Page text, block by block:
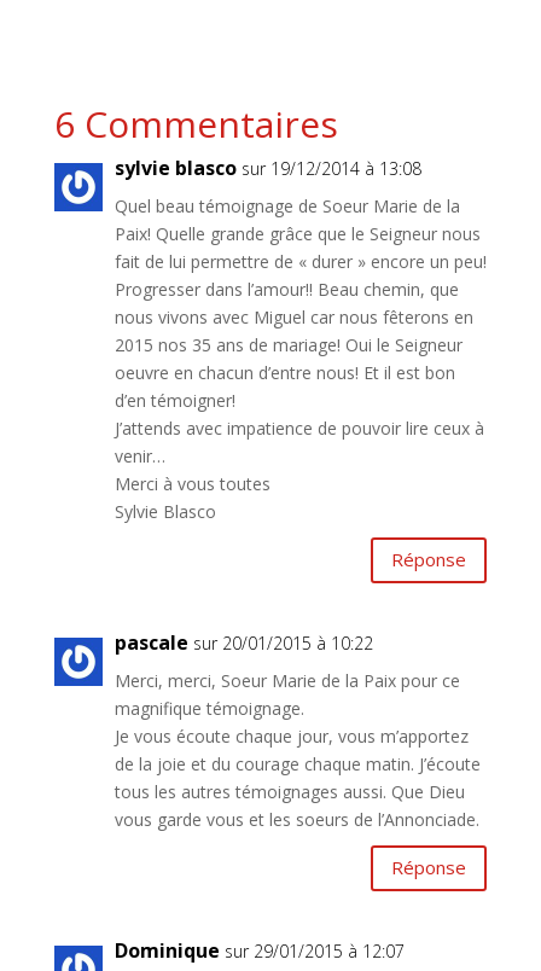
6 Commentaires
sylvie blasco sur 19/12/2014 à 13:08
Quel beau témoignage de Soeur Marie de la
Paix! Quelle grande grâce que le Seigneur nous
fait de lui permettre de « durer » encore un peu!
Progresser dans l’amour!! Beau chemin, que
nous vivons avec Miguel car nous fêterons en
2015 nos 35 ans de mariage! Oui le Seigneur
oeuvre en chacun d’entre nous! Et il est bon
d’en témoigner!
J’attends avec impatience de pouvoir lire ceux à
venir…
Merci à vous toutes
Sylvie Blasco
Réponse
pascale sur 20/01/2015 à 10:22
Merci, merci, Soeur Marie de la Paix pour ce
magnifique témoignage.
Je vous écoute chaque jour, vous m’apportez
de la joie et du courage chaque matin. J’écoute
tous les autres témoignages aussi. Que Dieu
vous garde vous et les soeurs de l’Annonciade.
Réponse
Dominique sur 29/01/2015 à 12:07